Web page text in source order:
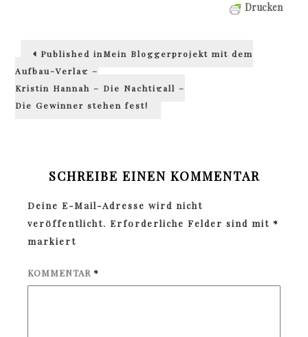
Drucken
Beitragsnavigation
Published inMein Bloggerprojekt mit dem
Aufbau-Verlag –
Kristin Hannah – Die Nachtigall –
Die Gewinner stehen fest!
SCHREIBE EINEN KOMMENTAR
Deine E-Mail-Adresse wird nicht
veröffentlicht. Erforderliche Felder sind mit *
markiert
KOMMENTAR *